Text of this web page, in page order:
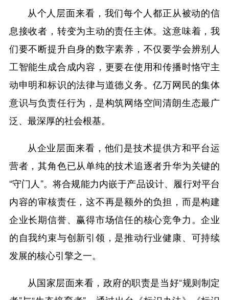
从个人层面来看，我们每个人都正从被动的信
息接收者，转变为主动的责任主体。这意味着，我
们要不断提升自身的数字素养，不仅要学会辨别人
工智能生成合成内容，更要在使用和传播时恪守主
动申明和标识的法律与道德义务。亿万网民的集体
意识与负责任行为，是构筑网络空间清朗生态最广
泛、最深厚的社会根基。
从企业层面来看，他们是技术提供方和平台运
营者，其角色已从单纯的技术追逐者升华为关键的
“守门人”。将合规能力内嵌于产品设计、履行对平台
内容的审核责任，这不再是额外的负担，而是构建
企业长期信誉、赢得市场信任的核心竞争力。企业
的自我约束与创新引领，是推动行业健康、可持续
发展的核心引擎之一。
从国家层面来看，政府的职责是当好“规则制定